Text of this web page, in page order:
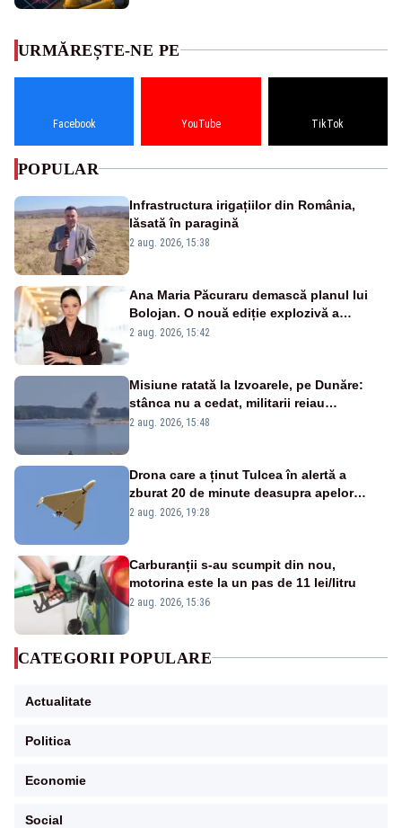
URMĂREȘTE-NE PE
Facebook YouTube TikTok
POPULAR
Infrastructura irigațiilor din România,
lăsată în paragină
2 aug. 2026, 15:38
Ana Maria Păcuraru demască planul lui
Bolojan. O nouă ediție explozivă a
emisiunii „Miza Zilei” la Realitatea PLUS
2 aug. 2026, 15:42
Misiune ratată la Izvoarele, pe Dunăre:
stânca nu a cedat, militarii reiau
detonările luni – VIDEO
2 aug. 2026, 15:48
Drona care a ținut Tulcea în alertă a
zburat 20 de minute deasupra apelor
României. Au fost ridicate două F-16
2 aug. 2026, 19:28
Carburanții s-au scumpit din nou,
motorina este la un pas de 11 lei/litru
2 aug. 2026, 15:36
CATEGORII POPULARE
Actualitate
Politica
Economie
Social